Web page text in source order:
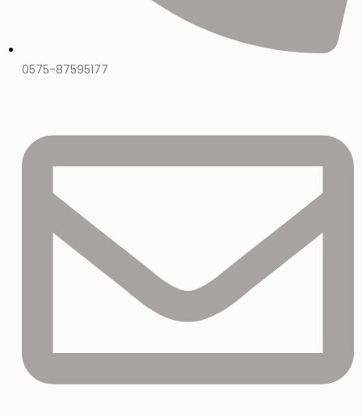
0575-87595177